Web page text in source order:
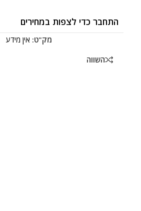
התחבר כדי לצפות במחירים
מק"ט: אין מידע
השווה